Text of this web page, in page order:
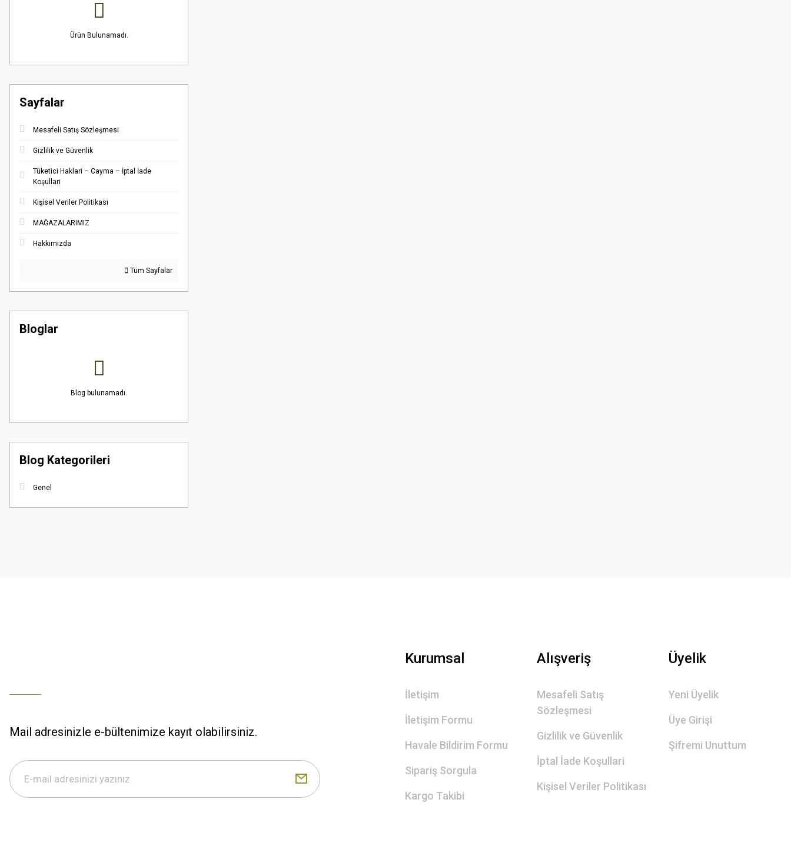
Ürün Bulunamadı.
Sayfalar
Mesafeli Satış Sözleşmesi
Gizlilik ve Güvenlik
Tüketici Haklari – Cayma – İptal İade
Koşullari
Kişisel Veriler Politikası
MAĞAZALARIMIZ
Hakkımızda
Tüm Sayfalar
Bloglar
Blog bulunamadı.
Blog Kategorileri
Genel
Mail adresinizle e-bültenimize kayıt olabilirsiniz.
Kurumsal
İletişim
İletişim Formu
Havale Bildirim Formu
Sipariş Sorgula
Kargo Takibi
Alışveriş
Mesafeli Satış
Sözleşmesi
Gizlilik ve Güvenlik
İptal İade Koşullari
Kişisel Veriler Politikası
Üyelik
Yeni Üyelik
Üye Girişi
Şifremi Unuttum